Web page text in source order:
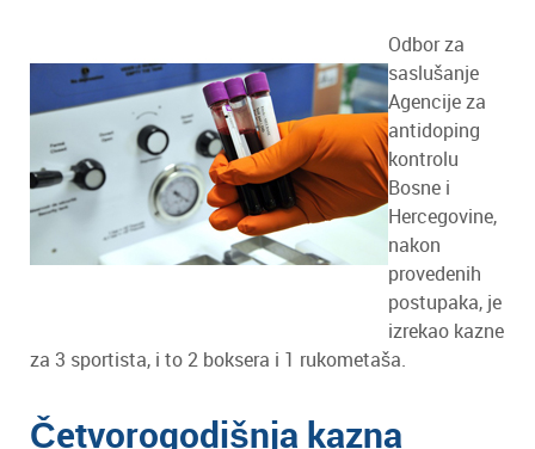
Odbor za
saslušanje
Agencije za
antidoping
kontrolu
Bosne i
Hercegovine,
nakon
provedenih
postupaka, je
izrekao kazne
za 3 sportista, i to 2 boksera i 1 rukometaša.
Četvorogodišnja kazna